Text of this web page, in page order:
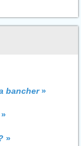
bancher»
»
»